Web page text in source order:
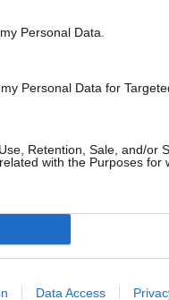
Personal Data.
Personal Data for
Retention, Sale, and/or
with the Purposes for
Data Access